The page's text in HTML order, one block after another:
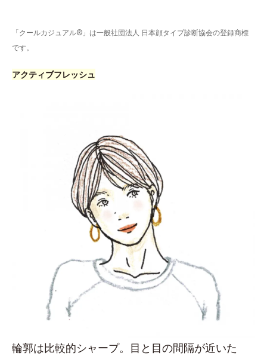
「クールカジュアル®」は一般社団法人 日本顔タイプ診断協会の登録商標
です。
アクティブフレッシュ
輪郭は比較的シャープ。目と目の間隔が近いた